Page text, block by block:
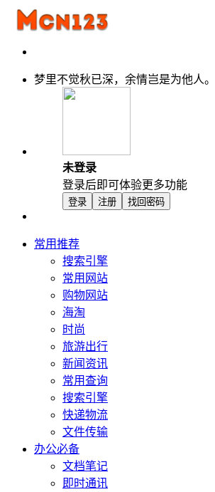
梦里不觉秋已深，余情岂是为他人。
未登录
登录后即可体验更多功能
登录 注册 找回密码
常用推荐
搜索引擎
常用网站
购物网站
海淘
时尚
旅游出行
新闻资讯
常用查询
搜索引擎
快递物流
文件传输
办公必备
文档笔记
即时通讯